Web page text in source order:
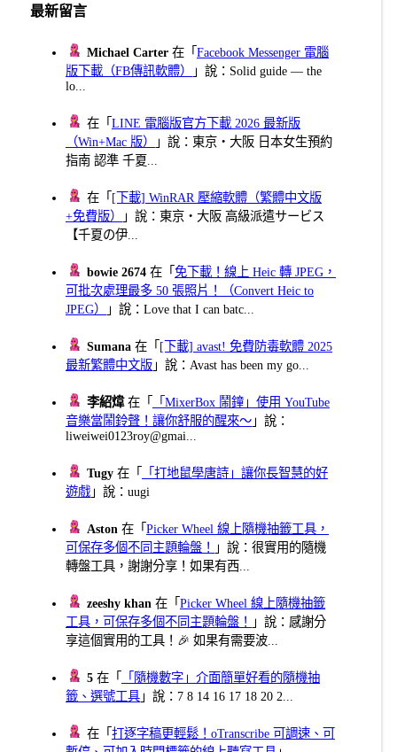
最新留言
Michael Carter 在「Facebook Messenger 電腦
版下載（FB傳訊軟體）
」說：Solid guide — the
lo...
在「LINE 電腦版官方下載 2026 最新版
（Win+Mac 版）
」說：東京・大阪 日本女生預約
指南 認準 千夏...
在「 [下載] WinRAR 壓縮軟體（繁體中文版
+免費版）
」說：東京・大阪 高級派遣サービス
【千夏の伊...
bowie 2674 在「免下載！線上 Heic 轉 JPEG，
可批次處理最多 50 張照片！（Convert Heic to
JPEG）
」說：Love that I can batc...
Sumana 在「 [下載] avast! 免費防毒軟體 2025
最新繁體中文版 」說：Avast has been my go...
李紹煒在「
「MixerBox 鬧鐘」使用 YouTube
音樂當鬧鈴聲！讓你舒服的醒來～ 」說：
liweiwei0123roy@gmai...
Tugy 在「
「打地鼠學唐詩」讓你長智慧的好
遊戲 」說：uugi
Aston 在「Picker Wheel 線上隨機抽籤工具，
可保存多個不同主題輪盤！
」說：很實用的隨機
轉盤工具，謝謝分享！如果有西...
zeeshy khan 在「Picker Wheel 線上隨機抽籤
工具，可保存多個不同主題輪盤！
」說：感謝分
享這個實用的工具！🎉 如果有需要波...
5 在「
「隨機數字」介面簡單好看的隨機抽
籤、選號工具 」說：7 8 14 16 17 18 20 2...
在「打逐字稿更輕鬆！oTranscribe 可調速、可